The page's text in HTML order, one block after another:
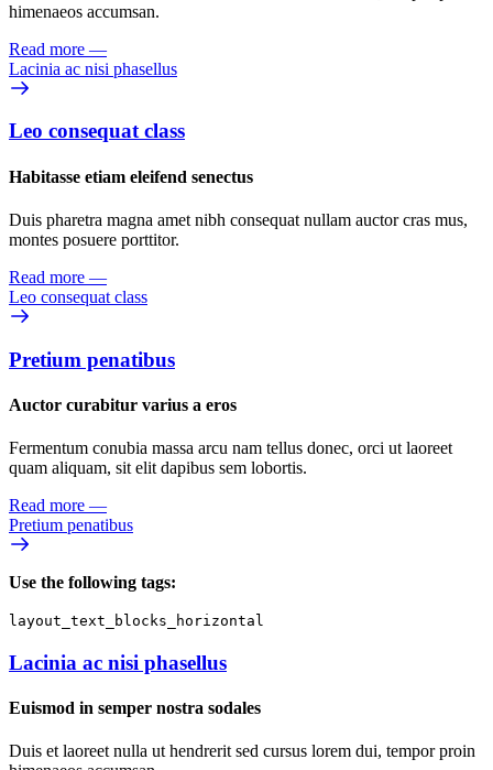
himenaeos accumsan.
Read more —
Lacinia ac nisi phasellus
Leo consequat class
Habitasse etiam eleifend senectus
Duis pharetra magna amet nibh consequat nullam auctor cras mus,
montes posuere porttitor.
Read more —
Leo consequat class
Pretium penatibus
Auctor curabitur varius a eros
Fermentum conubia massa arcu nam tellus donec, orci ut laoreet
quam aliquam, sit elit dapibus sem lobortis.
Read more —
Pretium penatibus
Use the following tags:
layout_text_blocks_horizontal
Lacinia ac nisi phasellus
Euismod in semper nostra sodales
Duis et laoreet nulla ut hendrerit sed cursus lorem dui, tempor proin